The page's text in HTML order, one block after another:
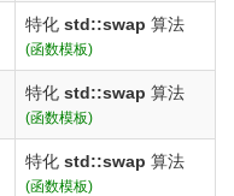
特化 std::swap 算法
(函数模板)
特化 std::swap 算法
(函数模板)
特化 std::swap 算法
(函数模板)